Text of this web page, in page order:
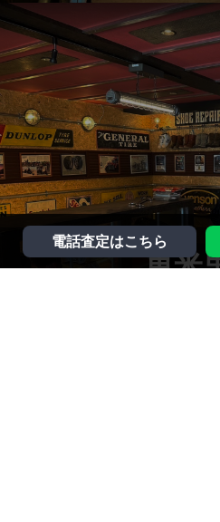
東米
電話査定はこちら